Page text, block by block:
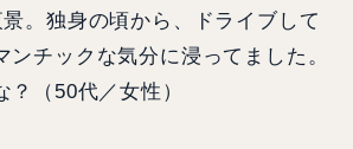
。独身の頃から、ドライブして
ンチックな気分に浸ってました。
（50代／女性）